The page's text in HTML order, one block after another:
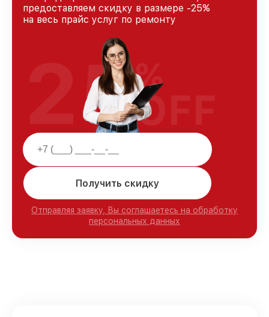
предоставляем скидку в размере -25%
на весь прайс услуг по ремонту
Получить скидку
Отправляя заявку, Вы соглашаетесь на обработку
персональных данных
25%
OFF